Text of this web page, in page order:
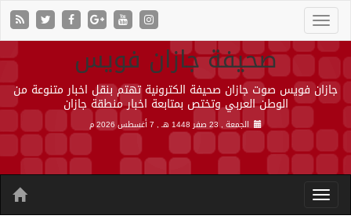
صحيفة جازان فويس
جازان فويس صوت جازان صحيفة الكترونية تهتم بنقل اخبار متنوعة من
الوطن العربي وتختص بمتابعة اخبار منطقة جازان
الجمعة , 23 صفر 1448 هـ , 7 أغسطس 2026 م